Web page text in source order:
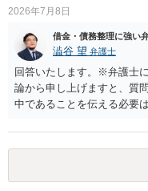
2026年7月8日
借金・債務整理に強い
澁谷 望 弁護士
回答いたします。※弁護士
論から申し上げますと、質
中であることを伝える必要
弁護士からその債権者へ受
す。ご自身で直接連絡をし
迫られたり、不適切な約束
スクがあるためおすすめで